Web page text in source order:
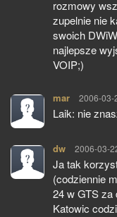
rozmowy
zupelnie nie
swoich
najlepsze
VOIP;)
mar pisze:
2006-03-
Laik: nie
dw pisze:
2006-03-
Ja tak
(codziennie
24 w GTS za
Katowic